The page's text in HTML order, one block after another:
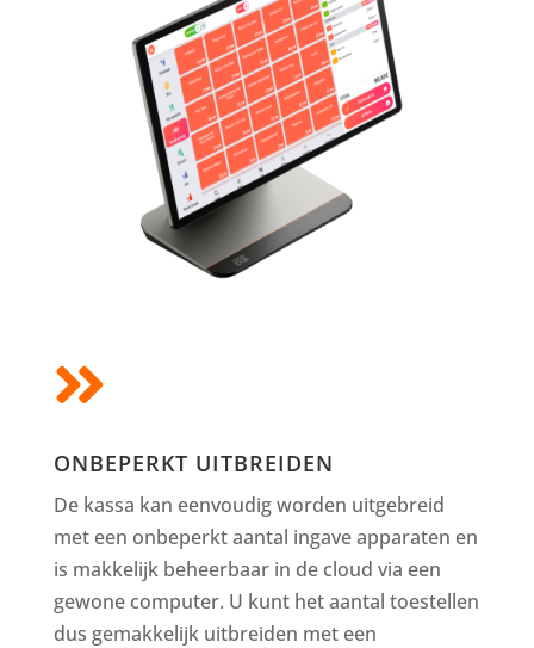

ONBEPERKT UITBREIDEN
De kassa kan eenvoudig worden uitgebreid
met een onbeperkt aantal ingave apparaten en
is makkelijk beheerbaar in de cloud via een
gewone computer. U kunt het aantal toestellen
dus gemakkelijk uitbreiden met een